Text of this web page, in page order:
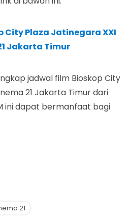
City Plaza Jatinegara XXI
Jakarta Timur
jadwal film Bioskop City
21 Jakarta Timur dari
ini dapat bermanfaat bagi
21